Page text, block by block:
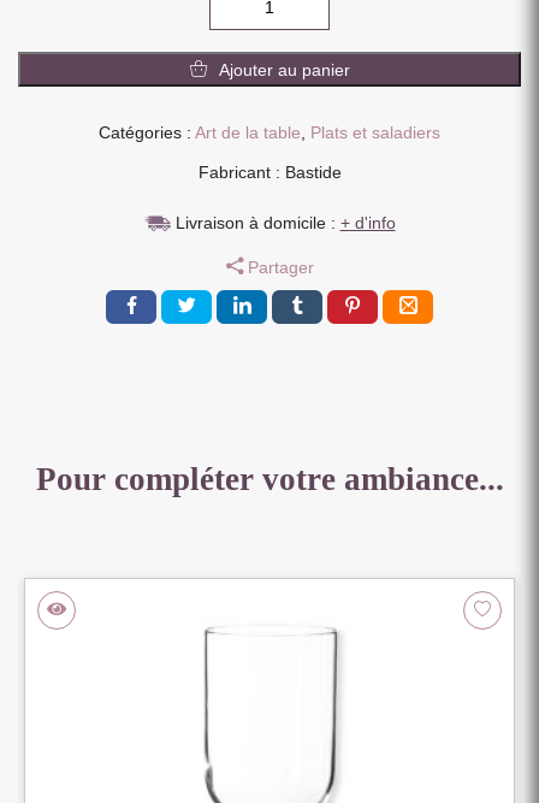
24
VESUVIO
Ajouter au panier
Catégories : Art de la table, Plats et saladiers
Fabricant : Bastide
Livraison à domicile : + d'info
Partager
Pour compléter votre ambiance...